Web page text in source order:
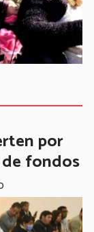
por
fondos